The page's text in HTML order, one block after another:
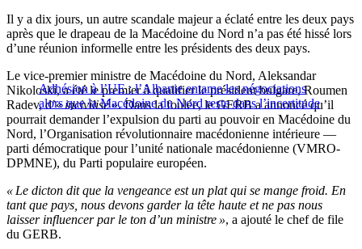
Il y a dix jours, un autre scandale majeur a éclaté entre les deux pays
après que le drapeau de la Macédoine du Nord n’a pas été hissé lors
d’une réunion informelle entre les présidents des deux pays.
Adhésion à l’UE : l’Albanie entame les négociations
alors que la Macédoine du Nord reste dans l’incertitude
Le vice-premier ministre de Macédoine du Nord, Aleksandar
Nikoloski, a été le premier à qualifier le président bulgare, Roumen
Radev, d’«incivilisé». Dans la foulée, le GERB a annoncé qu’il
pourrait demander l’expulsion du parti au pouvoir en Macédoine du
Nord, l’Organisation révolutionnaire macédonienne intérieure —
parti démocratique pour l’unité nationale macédonienne (VMRO-
DPMNE), du Parti populaire européen.
« Le dicton dit que la vengeance est un plat qui se mange froid. En
tant que pays, nous devons garder la tête haute et ne pas nous
laisser influencer par le ton d’un ministre », a ajouté le chef de file
du GERB.